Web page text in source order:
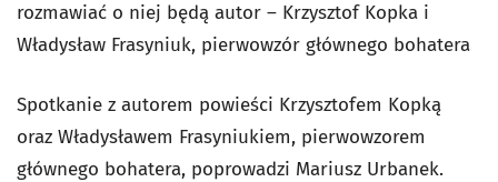
rozmawiać o niej będą autor – Krzysztof Kopka i
Władysław Frasyniuk, pierwowzór głównego bohatera
Spotkanie z autorem powieści Krzysztofem Kopką
oraz Władysławem Frasyniukiem, pierwowzorem
głównego bohatera, poprowadzi Mariusz Urbanek.